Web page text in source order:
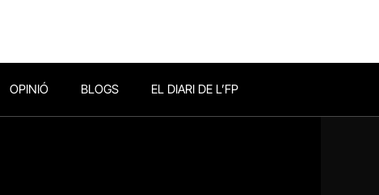
OPINIÓ BLOGS EL DIARI DE L’FP